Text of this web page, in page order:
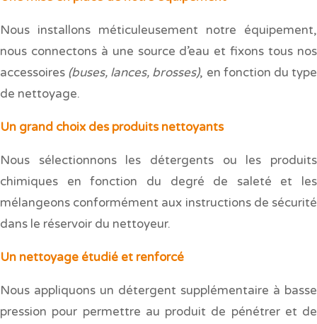
Nous installons méticuleusement notre équipement,
nous connectons à une source d’eau et fixons tous nos
accessoires (buses, lances, brosses), en fonction du type
de nettoyage.
Un grand choix des produits nettoyants
Nous sélectionnons les détergents ou les produits
chimiques en fonction du degré de saleté et les
mélangeons conformément aux instructions de sécurité
dans le réservoir du nettoyeur.
Un nettoyage étudié et renforcé
Nous appliquons un détergent supplémentaire à basse
pression pour permettre au produit de pénétrer et de